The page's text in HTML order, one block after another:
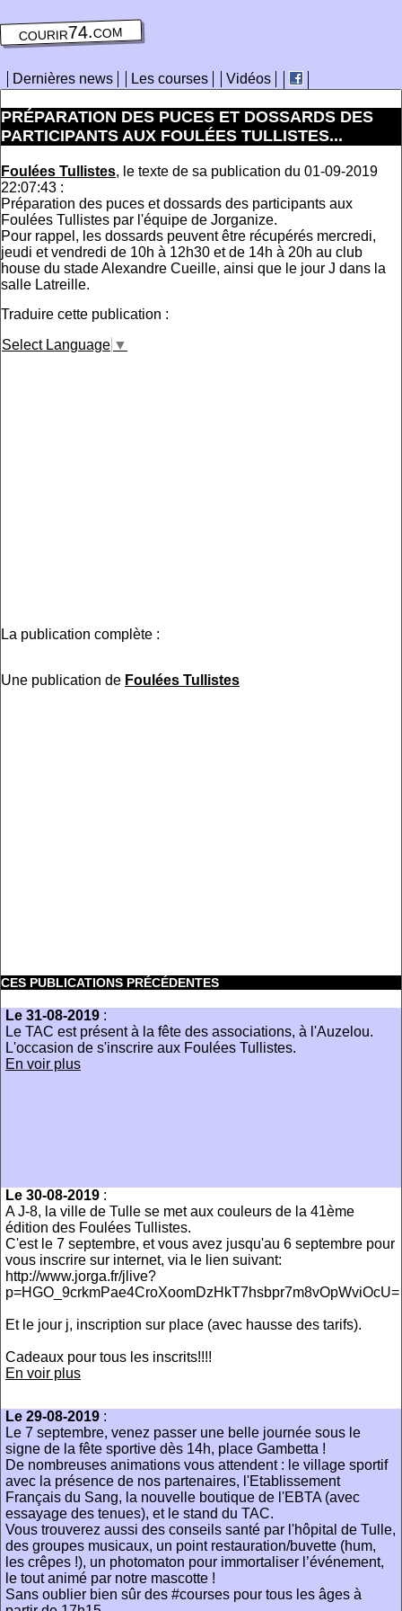
courir74.com
Dernières news Les courses Vidéos
PRÉPARATION DES PUCES ET DOSSARDS DES
PARTICIPANTS AUX FOULÉES TULLISTES...
Foulées Tullistes, le texte de sa publication du 01-09-2019
22:07:43 :
Préparation des puces et dossards des participants aux
Foulées Tullistes par l'équipe de Jorganize.
Pour rappel, les dossards peuvent être récupérés mercredi,
jeudi et vendredi de 10h à 12h30 et de 14h à 20h au club
house du stade Alexandre Cueille, ainsi que le jour J dans la
salle Latreille.
Traduire cette publication :
Select Language ▼
La publication complète :
Une publication de Foulées Tullistes
CES PUBLICATIONS PRÉCÉDENTES
Le 31-08-2019 :
Le TAC est présent à la fête des associations, à l'Auzelou.
L'occasion de s'inscrire aux Foulées Tullistes.
En voir plus
Le 30-08-2019 :
A J-8, la ville de Tulle se met aux couleurs de la 41ème
édition des Foulées Tullistes.
C'est le 7 septembre, et vous avez jusqu'au 6 septembre pour
vous inscrire sur internet, via le lien suivant:
http://www.jorga.fr/jlive?
p=HGO_9crkmPae4CroXoomDzHkT7hsbpr7m8vOpWviOcU=
Et le jour j, inscription sur place (avec hausse des tarifs).
Cadeaux pour tous les inscrits!!!!
En voir plus
Le 29-08-2019 :
Le 7 septembre, venez passer une belle journée sous le
signe de la fête sportive dès 14h, place Gambetta !
De nombreuses animations vous attendent : le village sportif
avec la présence de nos partenaires, l'Etablissement
Français du Sang, la nouvelle boutique de l'EBTA (avec
essayage des tenues), et le stand du TAC.
Vous trouverez aussi des conseils santé par l'hôpital de Tulle,
des groupes musicaux, un point restauration/buvette (hum,
les crêpes !), un photomaton pour immortaliser l’événement,
le tout animé par notre mascotte !
Sans oublier bien sûr des #courses pour tous les âges à